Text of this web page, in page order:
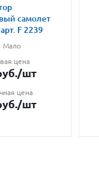
самолет
F 2239
Мало
цена
/шт
цена
/шт